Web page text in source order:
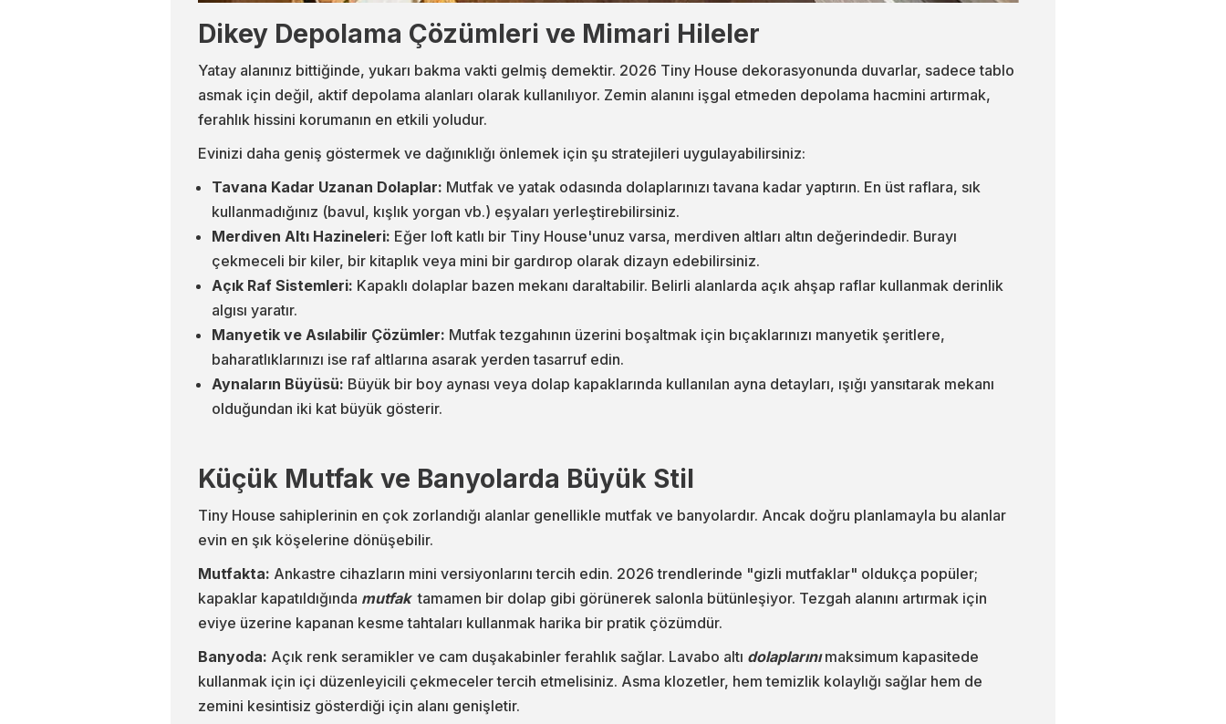
Dikey Depolama Çözümleri ve Mimari Hileler
Yatay alanınız bittiğinde, yukarı bakma vakti gelmiş demektir. 2026 Tiny House dekorasyonunda duvarlar, sadece tablo
asmak için değil, aktif depolama alanları olarak kullanılıyor. Zemin alanını işgal etmeden depolama hacmini artırmak,
ferahlık hissini korumanın en etkili yoludur.
Evinizi daha geniş göstermek ve dağınıklığı önlemek için şu stratejileri uygulayabilirsiniz:
Tavana Kadar Uzanan Dolaplar: Mutfak ve yatak odasında dolaplarınızı tavana kadar yaptırın. En üst raflara, sık
kullanmadığınız (bavul, kışlık yorgan vb.) eşyaları yerleştirebilirsiniz.
Merdiven Altı Hazineleri: Eğer loft katlı bir Tiny House'unuz varsa, merdiven altları altın değerindedir. Burayı
çekmeceli bir kiler, bir kitaplık veya mini bir gardırop olarak dizayn edebilirsiniz.
Açık Raf Sistemleri: Kapaklı dolaplar bazen mekanı daraltabilir. Belirli alanlarda açık ahşap raflar kullanmak derinlik
algısı yaratır.
Manyetik ve Asılabilir Çözümler: Mutfak tezgahının üzerini boşaltmak için bıçaklarınızı manyetik şeritlere,
baharatlıklarınızı ise raf altlarına asarak yerden tasarruf edin.
Aynaların Büyüsü: Büyük bir boy aynası veya dolap kapaklarında kullanılan ayna detayları, ışığı yansıtarak mekanı
olduğundan iki kat büyük gösterir.
Küçük Mutfak ve Banyolarda Büyük Stil
Tiny House sahiplerinin en çok zorlandığı alanlar genellikle mutfak ve banyolardır. Ancak doğru planlamayla bu alanlar
evin en şık köşelerine dönüşebilir.
Mutfakta: Ankastre cihazların mini versiyonlarını tercih edin. 2026 trendlerinde "gizli mutfaklar" oldukça popüler;
kapaklar kapatıldığında mutfaktamamen bir dolap gibi görünerek salonla bütünleşiyor. Tezgah alanını artırmak için
eviye üzerine kapanan kesme tahtaları kullanmak harika bir pratik çözümdür.
Banyoda: Açık renk seramikler ve cam duşakabinler ferahlık sağlar. Lavabo altı dolaplarınımaksimum kapasitede
kullanmak için içi düzenleyicili çekmeceler tercih etmelisiniz. Asma klozetler, hem temizlik kolaylığı sağlar hem de
zemini kesintisiz gösterdiği için alanı genişletir.